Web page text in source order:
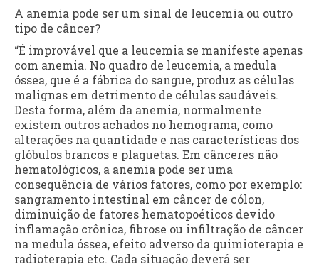
A anemia pode ser um sinal de leucemia ou outro
tipo de câncer?
“É improvável que a leucemia se manifeste apenas
com anemia. No quadro de leucemia, a medula
óssea, que é a fábrica do sangue, produz as células
malignas em detrimento de células saudáveis.
Desta forma, além da anemia, normalmente
existem outros achados no hemograma, como
alterações na quantidade e nas características dos
glóbulos brancos e plaquetas. Em cânceres não
hematológicos, a anemia pode ser uma
consequência de vários fatores, como por exemplo:
sangramento intestinal em câncer de cólon,
diminuição de fatores hematopoéticos devido
inflamação crônica, fibrose ou infiltração de câncer
na medula óssea, efeito adverso da quimioterapia e
radioterapia etc. Cada situação deverá ser